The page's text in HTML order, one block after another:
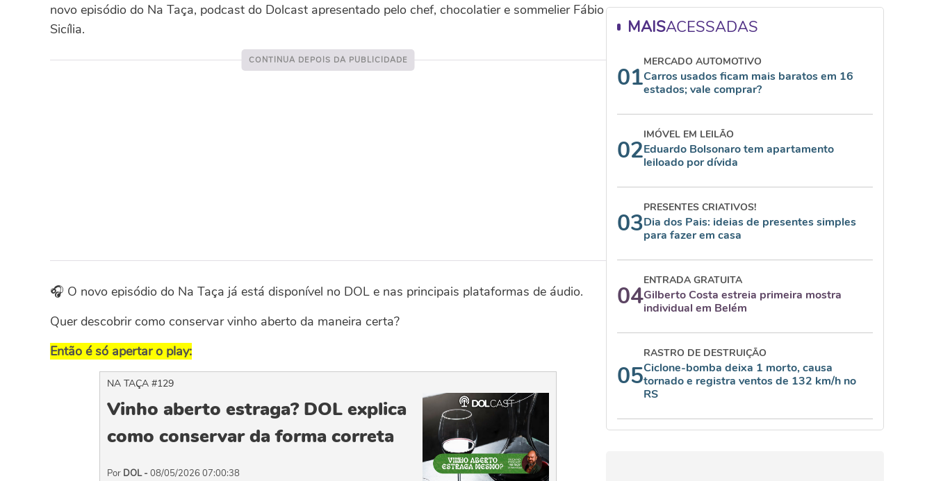
novo episódio do Na Taça, podcast do Dolcast apresentado pelo chef, chocolatier e sommelier Fábio
Sicília.
🎧 O novo episódio do Na Taça já está disponível no DOL e nas principais plataformas de áudio.
Quer descobrir como conservar vinho aberto da maneira certa?
Então é só apertar o play:
NA TAÇA #129
Vinho aberto estraga? DOL explica
como conservar da forma correta
Por DOL - 08/05/2026 07:00:38
MAISACESSADAS
01
MERCADO AUTOMOTIVO
Carros usados ficam mais baratos em 16
estados; vale comprar?
02
IMÓVEL EM LEILÃO
Eduardo Bolsonaro tem apartamento
leiloado por dívida
03
PRESENTES CRIATIVOS!
Dia dos Pais: ideias de presentes simples
para fazer em casa
04
ENTRADA GRATUITA
Gilberto Costa estreia primeira mostra
individual em Belém
05
RASTRO DE DESTRUIÇÃO
Ciclone-bomba deixa 1 morto, causa
tornado e registra ventos de 132 km/h no
RS